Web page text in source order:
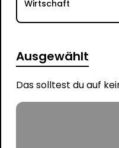
Wirtschaft
Ausgewählt
Das solltest du auf